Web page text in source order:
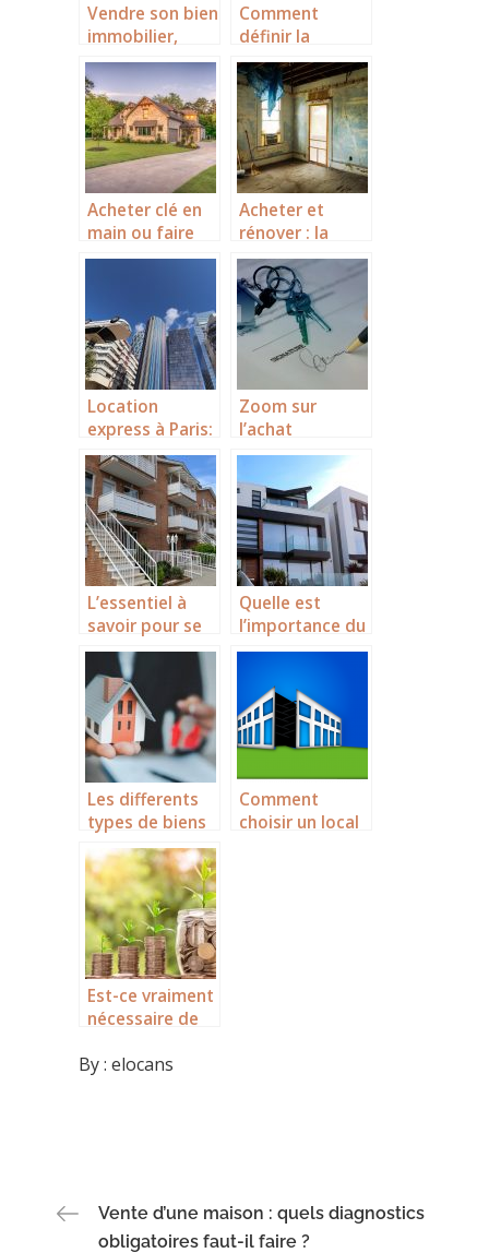
Vendre son bien
immobilier,
comment
réussir une
vente ?
Comment
définir la
copropriété ?
Acheter clé en
main ou faire
construire : quel
immobilier à
faire ?
Acheter et
rénover : la
combinaison
gagnante en
investissement
immobilier
Location
express à Paris:
l’efficacité des
chasseurs
d’appart
Zoom sur
l’achat
immobilier en
L’essentiel à
savoir pour se
lancer dans
l’investissement
locatif
Quelle est
l’importance du
titre de
Maroc ?
Les differents
types de biens
immobiliers
pour investir en
Floride
Comment
choisir un local
Est-ce vraiment
nécessaire de
cabinet de
By :elocans
Navigation
Vente d’une maison : quels diagnostics
obligatoires faut-il faire ?